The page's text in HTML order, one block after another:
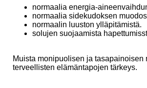
normaalia energia-
normaalia sidekudoksen
normaalin luuston ylläpitämistä.
solujen suojaamista
Muista monipuolisen ja tasapainoisen
terveellisten elämäntapojen tärkeys.